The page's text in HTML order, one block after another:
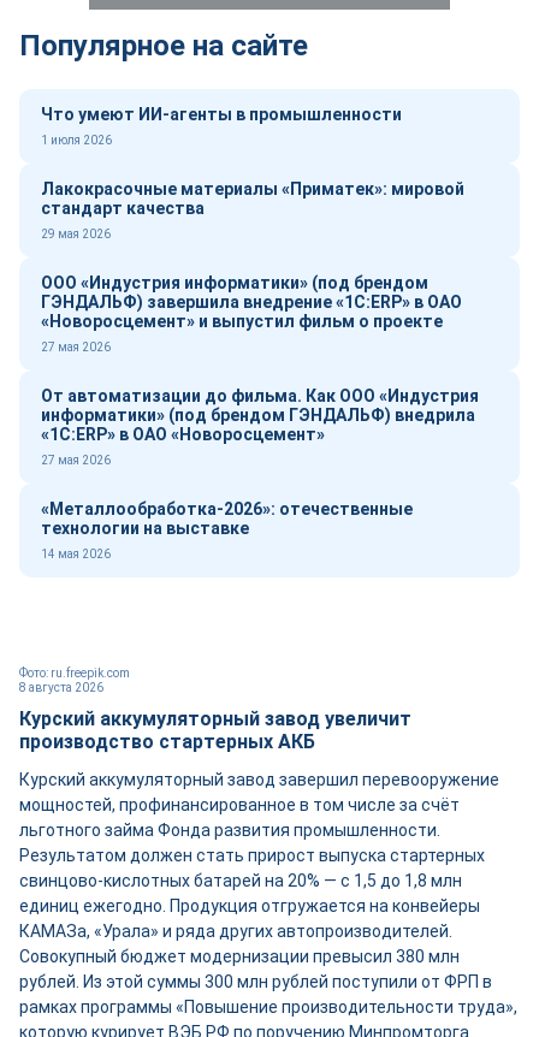
Популярное на сайте
Что умеют ИИ-агенты в промышленности
1 июля 2026
Лакокрасочные материалы «Приматек»: мировой
стандарт качества
29 мая 2026
ООО «Индустрия информатики» (под брендом
ГЭНДАЛЬФ) завершила внедрение «1С:ERP» в ОАО
«Новоросцемент» и выпустил фильм о проекте
27 мая 2026
От автоматизации до фильма. Как ООО «Индустрия
информатики» (под брендом ГЭНДАЛЬФ) внедрила
«1С:ERP» в ОАО «Новоросцемент»
27 мая 2026
«Металлообработка-2026»: отечественные
технологии на выставке
14 мая 2026
8 августа 2026
Фото: ru.freepik.com
Курский аккумуляторный завод увеличит
производство стартерных АКБ
Курский аккумуляторный завод завершил перевооружение
мощностей, профинансированное в том числе за счёт
льготного займа Фонда развития промышленности.
Результатом должен стать прирост выпуска стартерных
свинцово-кислотных батарей на 20% — с 1,5 до 1,8 млн
единиц ежегодно. Продукция отгружается на конвейеры
КАМАЗа, «Урала» и ряда других автопроизводителей.
Совокупный бюджет модернизации превысил 380 млн
рублей. Из этой суммы 300 млн рублей поступили от ФРП в
рамках программы «Повышение производительности труда»,
которую курирует ВЭБ.РФ по поручению Минпромторга.